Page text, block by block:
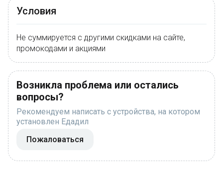
Условия
Не суммируется с другими скидками на сайте,
промокодами и акциями
Возникла проблема или остались
вопросы?
Рекомендуем написать с устройства, на котором
установлен Едадил
Пожаловаться